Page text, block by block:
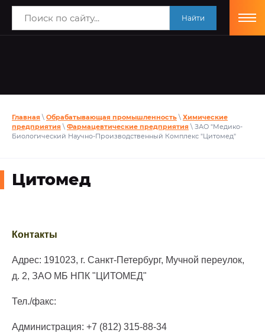
Найти
Главная \ Обрабатывающая промышленность \ Химические
предприятия \ Фармацевтические предприятия \ ЗАО "Медико-
Биологический Научно-Производственный Комплекс "Цитомед"
Цитомед
Контакты
Адрес: 191023, г. Санкт-Петербург, Мучной переулок,
д. 2, ЗАО МБ НПК "ЦИТОМЕД"
Тел./факс:
Администрация: +7 (812) 315-88-34